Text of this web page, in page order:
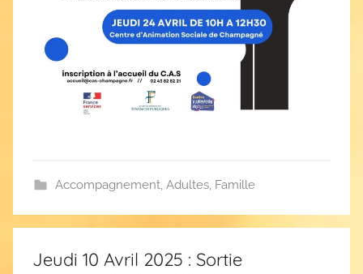
n
i
s
Accompagnement, Adultes, Famille
Jeudi 10 Avril 2025 : Sortie